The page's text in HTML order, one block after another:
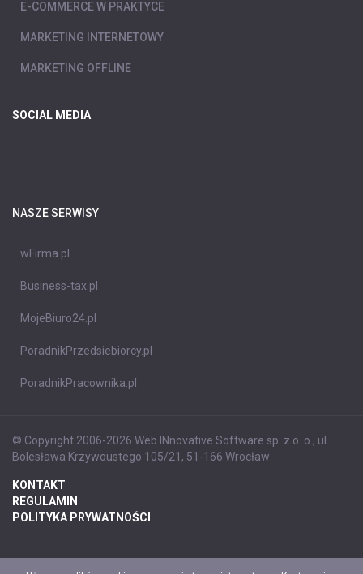
E-COMMERCE W PRAKTYCE
MARKETING INTERNETOWY
MARKETING OFFLINE
SOCIAL MEDIA
NASZE SERWISY
wFirma.pl
Business-tax.pl
MojeBiuro24.pl
PoradnikPrzedsiebiorcy.pl
PoradnikPracownika.pl
© Copyright 2006-2026 Web INnovative Software sp. z o. o., ul.
Bolesława Krzywoustego 105/21, 51-166 Wrocław
KONTAKT
REGULAMIN
POLITYKA PRYWATNOŚCI